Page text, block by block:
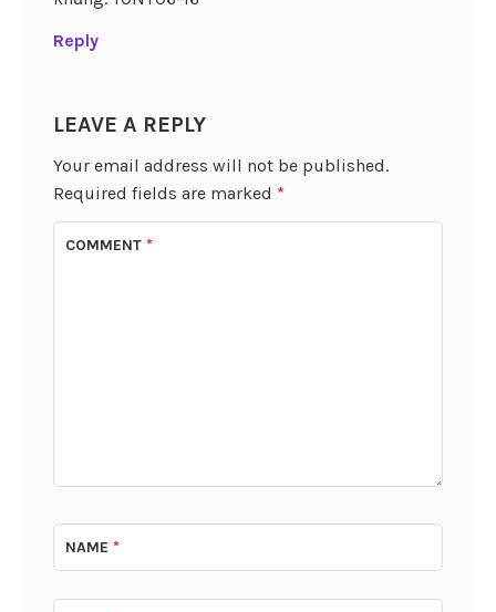
Reply
LEAVE A REPLY
Your email address will not be published.
Required fields are marked *
COMMENT*
NAME*